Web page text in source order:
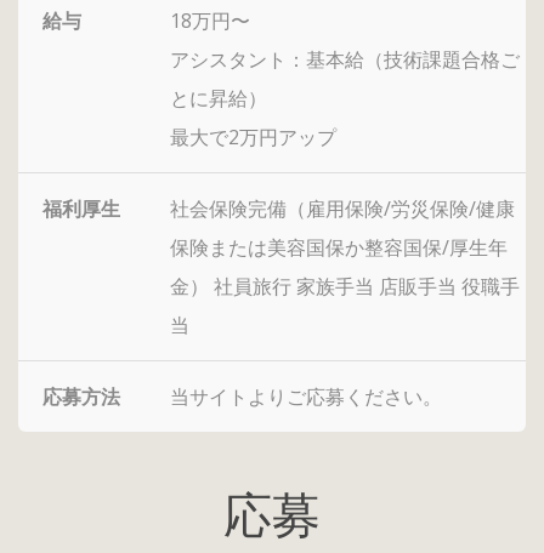
給与
18万円〜
アシスタント：基本給（技術課題合格ご
とに昇給）
最大で2万円アップ
福利厚生
社会保険完備（雇用保険/労災保険/健康
保険または美容国保か整容国保/厚生年
金） 社員旅行 家族手当 店販手当 役職手
当
応募方法 当サイトよりご応募ください。
応募